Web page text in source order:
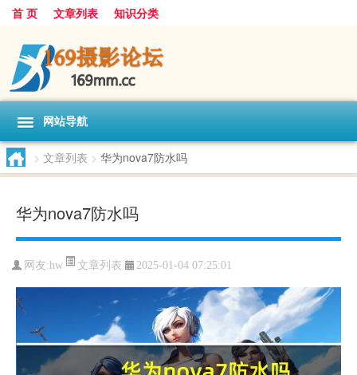
首 页 文章列表 知识分类
网站导航
> 文章列表 > 华为nova7防水吗
华为nova7防水吗
网友:hw 文章列表 2025-01-04 07:25:01